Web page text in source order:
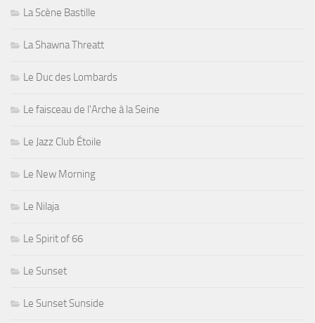
La Scène Bastille
La Shawna Threatt
Le Duc des Lombards
Le faisceau de l'Arche à la Seine
Le Jazz Club Étoile
Le New Morning
Le Nilaja
Le Spirit of 66
Le Sunset
Le Sunset Sunside